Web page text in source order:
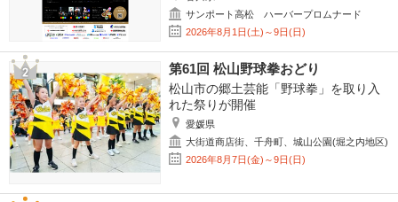
サンポート高松 ハーバープロムナード
2026年8月1日(土)～9日(日)
第61回 松山野球拳おどり
松山市の郷土芸能「野球拳」を取り入
れた祭りが開催
愛媛県
大街道商店街、千舟町、城山公園(堀之内地区)
2026年8月7日(金)～9日(日)